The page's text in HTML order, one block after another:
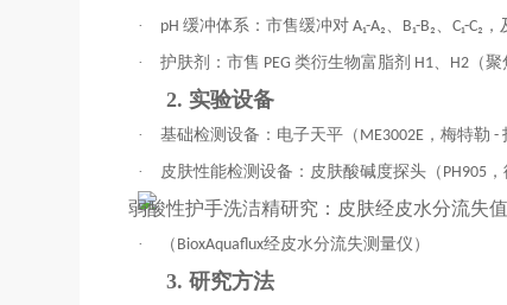
·
pH 缓冲体系：市售缓冲对 A₁-A₂、B₁-B₂、C₁-C₂
·
护肤剂：市售 PEG 类衍生物富脂剂 H1、H2（
2. 实验设备
·
基础检测设备：电子天平（ME3002E，梅特勒 -
·
皮肤性能检测设备：皮肤酸碱度探头（PH905，
· （ BioxAquaflux经皮水分流失测量仪）
3. 研究方法